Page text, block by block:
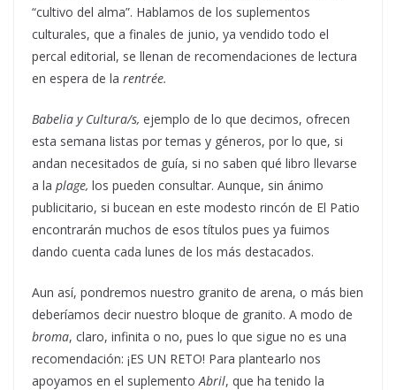
“cultivo del alma”. Hablamos de los suplementos
culturales, que a finales de junio, ya vendido todo el
percal editorial, se llenan de recomendaciones de lectura
en espera de la rentrée.
Babelia y Cultura/s, ejemplo de lo que decimos, ofrecen
esta semana listas por temas y géneros, por lo que, si
andan necesitados de guía, si no saben qué libro llevarse
a la plage, los pueden consultar. Aunque, sin ánimo
publicitario, si bucean en este modesto rincón de El Patio
encontrarán muchos de esos títulos pues ya fuimos
dando cuenta cada lunes de los más destacados.
Aun así, pondremos nuestro granito de arena, o más bien
deberíamos decir nuestro bloque de granito. A modo de
broma, claro, infinita o no, pues lo que sigue no es una
recomendación: ¡ES UN RETO! Para plantearlo nos
apoyamos en el suplemento Abril, que ha tenido la